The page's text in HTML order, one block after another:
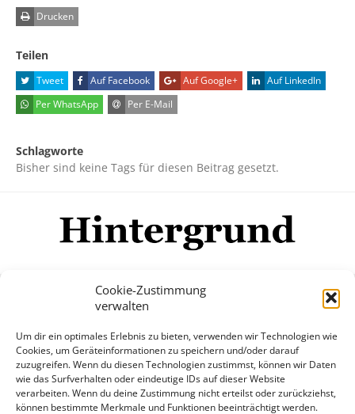
Cookie-Zustimmung
verwalten
Um dir ein optimales Erlebnis zu bieten, verwenden wir Technologien wie
Cookies, um Geräteinformationen zu speichern und/oder darauf
zuzugreifen. Wenn du diesen Technologien zustimmst, können wir Daten
wie das Surfverhalten oder eindeutige IDs auf dieser Website
verarbeiten. Wenn du deine Zustimmung nicht erteilst oder zurückziehst,
können bestimmte Merkmale und Funktionen beeinträchtigt werden.
Drucken
Teilen
Tweet Auf Facebook Auf Google+
Auf LinkedIn
Per WhatsApp
Per E-Mail
Schlagworte
Bisher sind keine Tags für diesen Beitrag gesetzt.
Mehr
© Copyright Hintergrund.de, 2015 - 2026